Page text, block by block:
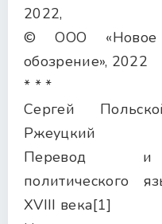
2022,
© ООО «Новое
обозрение», 2022
* * *
Сергей
Ржеуцкий
Перевод и
политического
XVIII века[1]